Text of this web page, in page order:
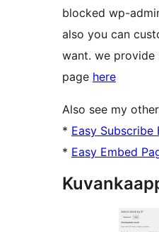
blocked wp-
also you can
want. we provide
page here
Also see my
* Easy
* Easy Embed